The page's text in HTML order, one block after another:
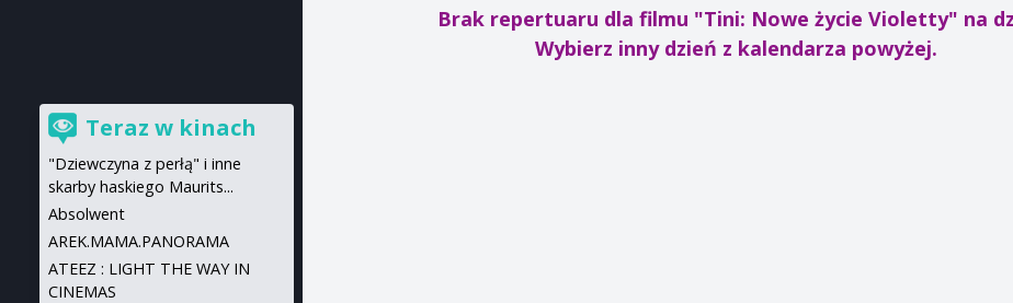
Brak repertuaru dla filmu "Tini: Nowe życie Violetty" na
Wybierz inny dzień z kalendarza powyżej.
Teraz w kinach
"Dziewczyna z perłą" i inne
skarby haskiego Maurits...
Absolwent
AREK.MAMA.PANORAMA
ATEEZ : LIGHT THE WAY IN
CINEMAS